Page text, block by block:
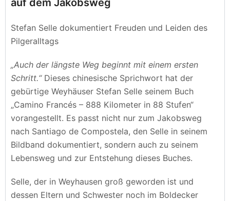
auf dem Jakobsweg
Stefan Selle dokumentiert Freuden und Leiden des
Pilgeralltags
„Auch der längste Weg beginnt mit einem ersten
Schritt.“Dieses chinesische Sprichwort hat der
gebürtige Weyhäuser Stefan Selle seinem Buch
„Camino Francés – 888 Kilometer in 88 Stufen“
vorangestellt. Es passt nicht nur zum Jakobsweg
nach Santiago de Compostela, den Selle in seinem
Bildband dokumentiert, sondern auch zu seinem
Lebensweg und zur Entstehung dieses Buches.
Selle, der in Weyhausen groß geworden ist und
dessen Eltern und Schwester noch im Boldecker